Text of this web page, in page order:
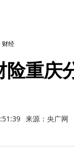
财经
险重庆
来源：央广网